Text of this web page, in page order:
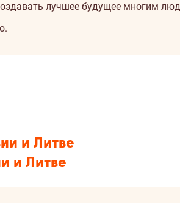
лучшее будущее многим
и Литве
и Литве